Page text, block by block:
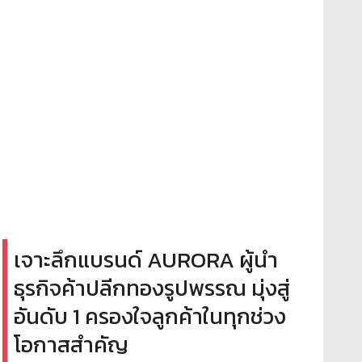
เจาะลึกแบรนด์ AURORA ผู้นำ
ธุรกิจค้าปลีกทองรูปพรรณ มุ่งสู่
อันดับ 1 ครองใจลูกค้าในทุกช่วง
โอกาสสำคัญ